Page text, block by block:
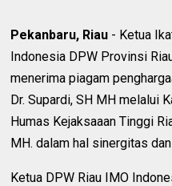
Pekanbaru, Riau - Ketua
Indonesia DPW Provinsi
menerima piagam
Dr. Supardi, SH MH melalui
Humas Kejaksaaan Tinggi
MH. dalam hal sinergitas
Ketua DPW Riau IMO